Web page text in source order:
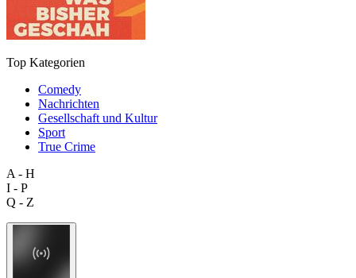
Top Kategorien
Comedy
Nachrichten
Gesellschaft und Kultur
Sport
True Crime
A - H
I - P
Q - Z